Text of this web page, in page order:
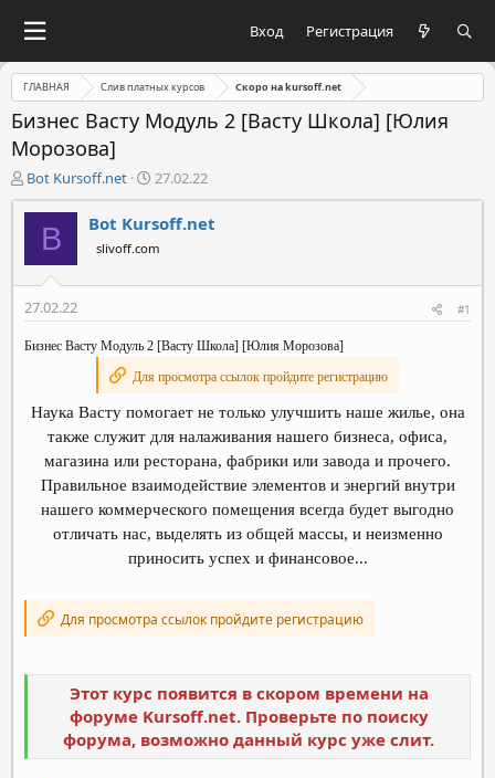
Вход Регистрация
ГЛАВНАЯ Слив платных курсов Скоро на kursoff.net
Бизнес Васту Модуль 2 [Васту Школа] [Юлия
Морозова]
А
в
т
м
ы
Bot Kursoff.net
Д
а
т
а
н
а
л
а
27.02.22
B Bot Kursoff.net
slivoff.com
27.02.22 #1
Бизнес Васту Модуль 2 [Васту Школа] [Юлия Морозова]
Для просмотра ссылок пройдите регистрацию
Наука Васту помогает не только улучшить наше жилье, она
также служит для налаживания нашего бизнеса, офиса,
магазина или ресторана, фабрики или завода и прочего.
Правильное взаимодействие элементов и энергий внутри
нашего коммерческого помещения всегда будет выгодно
отличать нас, выделять из общей массы, и неизменно
приносить успех и финансовое...
Для просмотра ссылок пройдите регистрацию
Этот курс появится в скором времени на
форуме Kursoff.net. Проверьте по поиску
форума, возможно данный курс уже слит.